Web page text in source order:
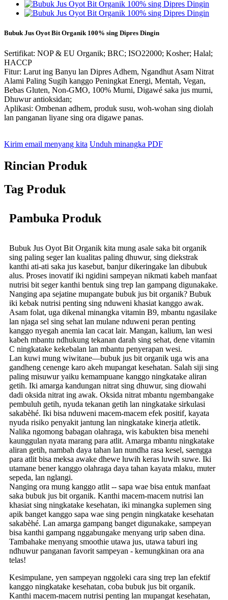
Bubuk Jus Oyot Bit Organik 100% sing Dipres Dingin
Sertifikat: NOP & EU Organik; BRC; ISO22000; Kosher; Halal;
HACCP
Fitur: Larut ing Banyu lan Dipres Adhem, Ngandhut Asam Nitrat
Alami Paling Sugih kanggo Peningkat Energi, Mentah, Vegan,
Bebas Gluten, Non-GMO, 100% Murni, Digawé saka jus murni,
Dhuwur antioksidan;
Aplikasi: Ombenan adhem, produk susu, woh-wohan sing diolah
lan panganan liyane sing ora digawe panas.
Kirim email menyang kita Unduh minangka PDF
Rincian Produk
Tag Produk
Pambuka Produk
Bubuk Jus Oyot Bit Organik kita mung asale saka bit organik
sing paling seger lan kualitas paling dhuwur, sing diekstrak
kanthi ati-ati saka jus kasebut, banjur dikeringake lan dibubuk
alus. Proses inovatif iki ngidini sampeyan nikmati kabeh manfaat
nutrisi bit seger kanthi bentuk sing trep lan gampang digunakake.
Nanging apa sejatine mupangate bubuk jus bit organik? Bubuk
iki kebak nutrisi penting sing nduweni khasiat kanggo awak.
Asam folat, uga dikenal minangka vitamin B9, mbantu ngasilake
lan njaga sel sing sehat lan mulane nduweni peran penting
kanggo nyegah anemia lan cacat lair. Mangan, kalium, lan wesi
kabeh mbantu ndhukung tekanan darah sing sehat, dene vitamin
C ningkatake kekebalan lan mbantu penyerapan wesi.
Lan kuwi mung wiwitane—bubuk jus bit organik uga wis ana
gandheng cenenge karo akeh mupangat kesehatan. Salah siji sing
paling misuwur yaiku kemampuane kanggo ningkatake aliran
getih. Iki amarga kandungan nitrat sing dhuwur, sing diowahi
dadi oksida nitrat ing awak. Oksida nitrat mbantu ngembangake
pembuluh getih, nyuda tekanan getih lan ningkatake sirkulasi
sakabèhé. Iki bisa nduweni macem-macem efek positif, kayata
nyuda risiko penyakit jantung lan ningkatake kinerja atletik.
Nalika ngomong babagan olahraga, wis kabukten bisa menehi
kaunggulan nyata marang para atlit. Amarga mbantu ningkatake
aliran getih, nambah daya tahan lan nundha rasa kesel, saengga
para atlit bisa meksa awake dhewe luwih keras luwih suwe. Iki
utamane bener kanggo olahraga daya tahan kayata mlaku, muter
sepeda, lan nglangi.
Nanging ora mung kanggo atlit -- sapa wae bisa entuk manfaat
saka bubuk jus bit organik. Kanthi macem-macem nutrisi lan
khasiat sing ningkatake kesehatan, iki minangka suplemen sing
apik banget kanggo sapa wae sing pengin ningkatake kesehatan
sakabèhé. Lan amarga gampang banget digunakake, sampeyan
bisa kanthi gampang nggabungake menyang urip saben dina.
Tambahake menyang smoothie utawa jus, utawa taburi ing
ndhuwur panganan favorit sampeyan - kemungkinan ora ana
telas!
Kesimpulane, yen sampeyan nggoleki cara sing trep lan efektif
kanggo ningkatake kesehatan, coba bubuk jus bit organik.
Kanthi macem-macem nutrisi penting lan mupangat kesehatan,